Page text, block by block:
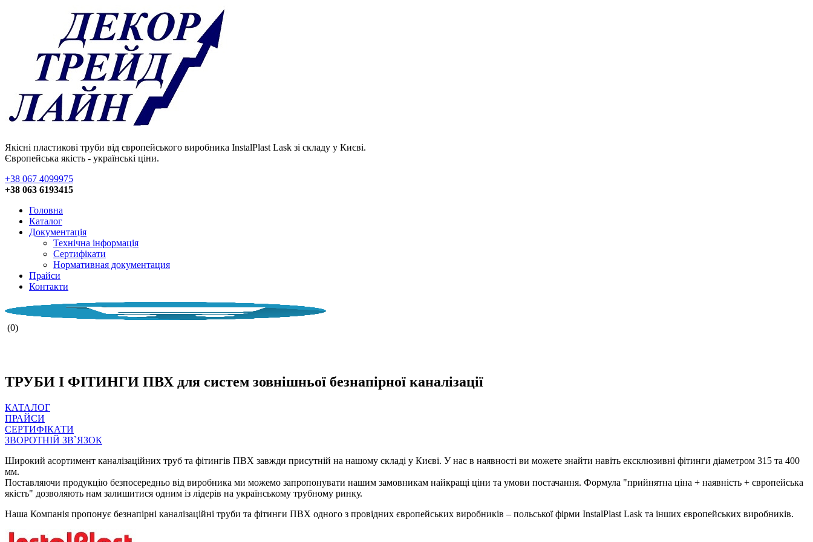
Якісні пластикові труби від європейського виробника InstalPlast Lask зі складу у Києві.
Європейська якість - українські ціни.
+38 067 4099975
+38 063 6193415
Головна
Каталог
Документація
Технічна інформація
Сертифікати
Нормативная документация
Прайси
Контакти
(0)
ТРУБИ І ФІТИНГИ ПВХ для систем зовнішньої безнапірної каналізації
КАТАЛОГ
ПРАЙСИ
СЕРТИФІКАТИ
ЗВОРОТНІЙ ЗВ`ЯЗОК
Широкий асортимент каналізаційних труб та фітингів ПВХ завжди присутній на нашому складі у Києві. У нас в наявності ви можете знайти навіть ексклюзивні фітинги діаметром 315 та 400
мм.
Поставляючи продукцію безпосередньо від виробника ми можемо запропонувати нашим замовникам найкращі ціни та умови постачання. Формула "прийнятна ціна + наявність + європейська
якість" дозволяють нам залишитися одним із лідерів на українському трубному ринку.
Наша Компанія пропонує безнапірні каналізаційні труби та фітинги ПВХ одного з провідних європейських виробників – польської фірми InstalPlast Lask та інших європейських виробників.